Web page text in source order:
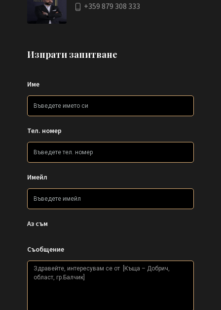
+359 879 308 333
Изпрати запитване
Име
Тел. номер
Имейл
Аз съм
Съобщение